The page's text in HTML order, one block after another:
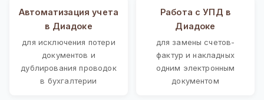
Автоматизация учета
в Диадоке
для исключения потери
документов и
дублирования проводок
в бухгалтерии
Работа с УПД в
Диадоке
для замены счетов-
фактур и накладных
одним электронным
документом